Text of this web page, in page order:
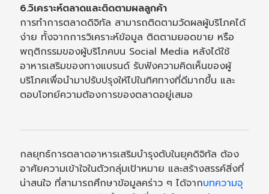
6.วิเคราะห์ตลาดและติดตามผลลูกค้า
การทำการตลาดดิจิทัล สามารถติดตามวัดผลผู้บริโภคได้
ง่าย ทั้งจากการวิเคราะห์ข้อมูล ติดตามยอดขาย หรือ
พฤติกรรมของผู้บริโภคบน Social Media หลังได้ใช้
อาหารเสริมของทางแบรนด์ รับฟังความคิดเห็นของผู้
บริโภคเพื่อนำมาปรับปรุงให้ไปในทิศทางที่ดีมากขึ้น และ
ตอบโจทย์ความต้องการของตลาดอยู่เสมอ
กลยุทธ์การตลาดอาหารเสริมบำรุงตับในยุคดิจิทัล ต้อง
อาศัยความเข้าใจในตัวกลุ่มเป้าหมาย และสร้างสรรค์สิ่งที่
น่าสนใจ ที่สามารถศึกษาข้อมูลคร่าว ๆ ได้จากบทความจุ